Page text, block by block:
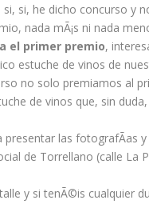
si, he dicho concurso y
nada mÃ¡s ni nada
el primer premio,
estuche de vinos de
no solo premiamos al
de vinos que, sin duda,
presentar las fotografÃ­as
de Torrellano (calle La
y si tenÃ©is cualquier